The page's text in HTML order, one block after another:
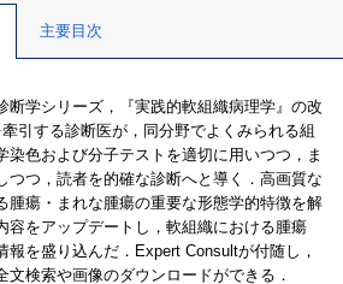
主要目次
断学シリーズ，『実践的軟組織病理学』の改
引する診断医が，同分野でよくみられる組
染色および分子テストを適切に用いつつ，ま
つつ，読者を的確な診断へと導く．高画質な
腫瘍・まれな腫瘍の重要な形態学的特徴を解
容をアップデートし，軟組織における腫瘍
報を盛り込んだ．Expert Consultが付随し，
文検索や画像のダウンロードができる．